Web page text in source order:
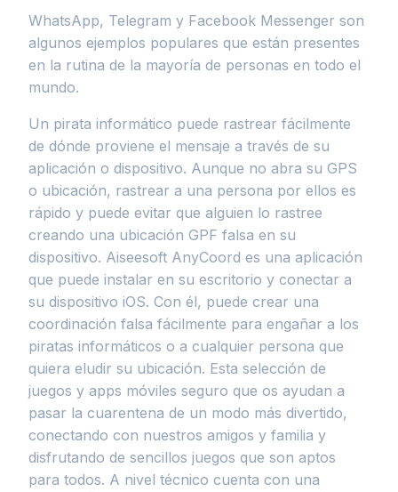
WhatsApp, Telegram y Facebook Messenger son
algunos ejemplos populares que están presentes
en la rutina de la mayoría de personas en todo el
mundo.
Un pirata informático puede rastrear fácilmente
de dónde proviene el mensaje a través de su
aplicación o dispositivo. Aunque no abra su GPS
o ubicación, rastrear a una persona por ellos es
rápido y puede evitar que alguien lo rastree
creando una ubicación GPF falsa en su
dispositivo. Aiseesoft AnyCoord es una aplicación
que puede instalar en su escritorio y conectar a
su dispositivo iOS. Con él, puede crear una
coordinación falsa fácilmente para engañar a los
piratas informáticos o a cualquier persona que
quiera eludir su ubicación. Esta selección de
juegos y apps móviles seguro que os ayudan a
pasar la cuarentena de un modo más divertido,
conectando con nuestros amigos y familia y
disfrutando de sencillos juegos que son aptos
para todos. A nivel técnico cuenta con una